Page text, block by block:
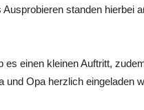
standen hierbei
es einen kleinen Auftritt,
und Opa herzlich eingeladen